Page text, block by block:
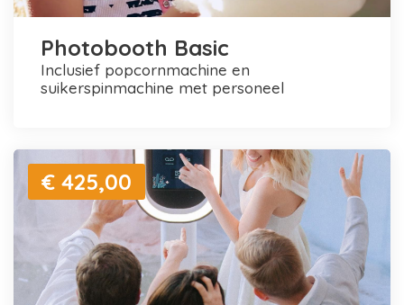
Photobooth Basic
inclusief popcornmachine en
suikerspinmachine met personeel
€ 425,00